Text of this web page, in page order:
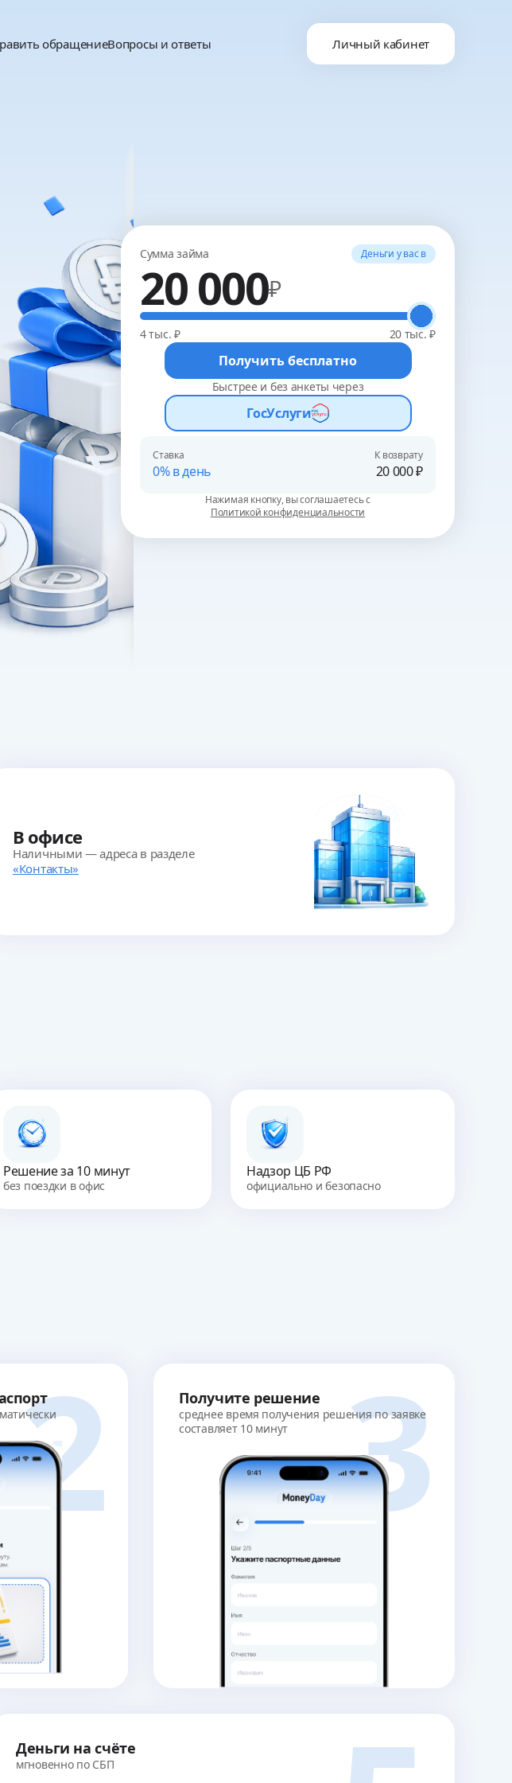
обращениеВопросы и ответы Личный кабинет
Сумма займа Деньги у вас в
20 000₽
4 тыс. ₽ 20 тыс. ₽
Получить бесплатно
Быстрее и без анкеты через
ГосУслуги
Ставка
0% в день
К возврату
20 000 ₽
Нажимая кнопку, вы соглашаетесь с
Политикой конфиденциальности
В офисе
Наличными — адреса в разделе
«Контакты»
Решение за 10 минут
без поездки в офис
Надзор ЦБ РФ
официально и безопасно
2 3
Получите решение
среднее время получения решения по заявке
составляет 10 минут
Деньги на счёте
мгновенно по СБП